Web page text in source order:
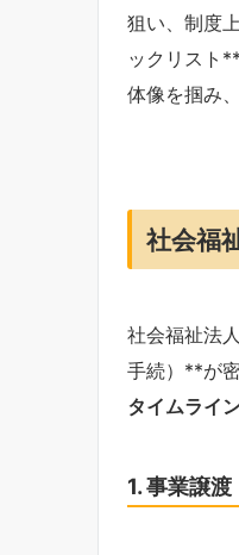
狙い、制度
ックリスト
体像を掴み
社会福
社会福祉法
手続）**が
タイムライ
1. 事業譲渡